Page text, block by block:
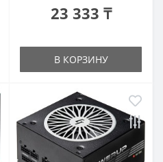
23 333 ₸
В КОРЗИНУ